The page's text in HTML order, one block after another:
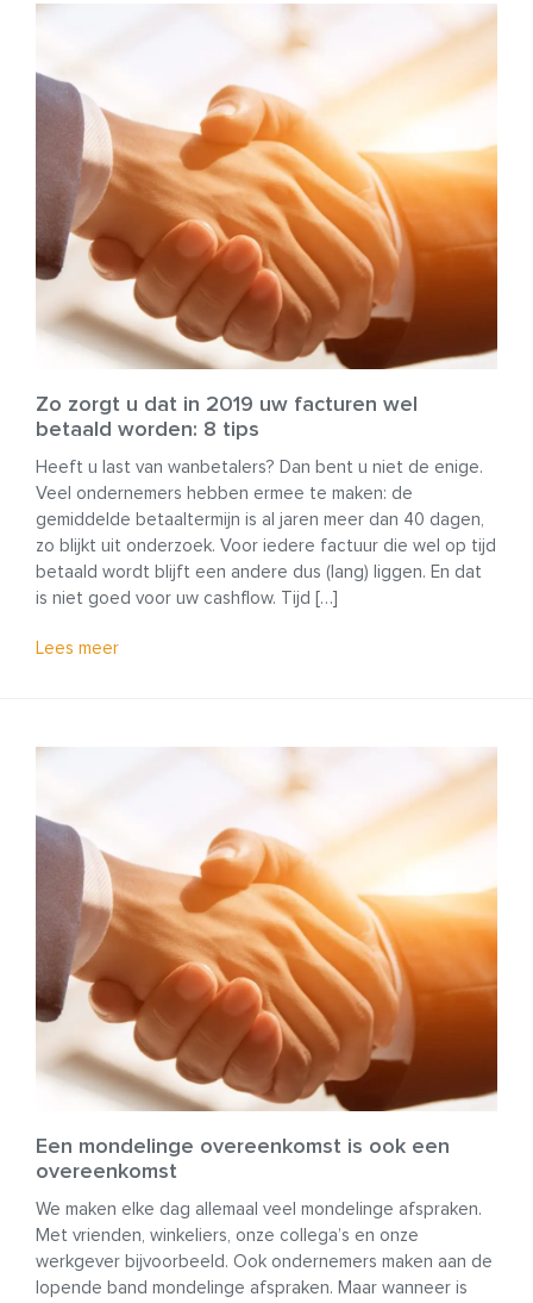
Zo zorgt u dat in 2019 uw facturen wel
betaald worden: 8 tips
Heeft u last van wanbetalers? Dan bent u niet de enige.
Veel ondernemers hebben ermee te maken: de
gemiddelde betaaltermijn is al jaren meer dan 40 dagen,
zo blijkt uit onderzoek. Voor iedere factuur die wel op tijd
betaald wordt blijft een andere dus (lang) liggen. En dat
is niet goed voor uw cashflow. Tijd […]
Lees meer
Een mondelinge overeenkomst is ook een
overeenkomst
We maken elke dag allemaal veel mondelinge afspraken.
Met vrienden, winkeliers, onze collega’s en onze
werkgever bijvoorbeeld. Ook ondernemers maken aan de
lopende band mondelinge afspraken. Maar wanneer is